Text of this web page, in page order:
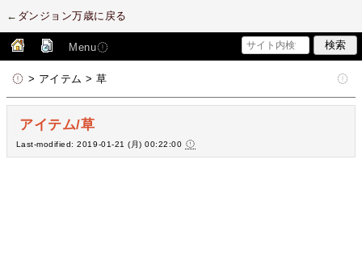
← ダンジョン万歳に戻る
Menu
> アイテム > 草
アイテム/草
Last-modified: 2019-01-21 (月) 00:22:00